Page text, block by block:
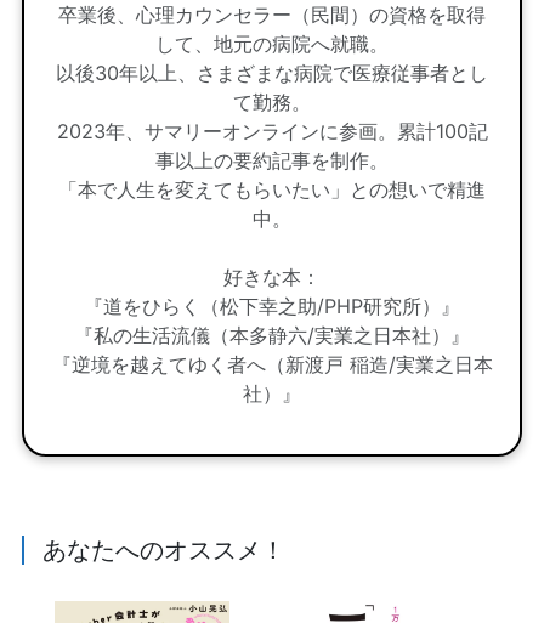
卒業後、心理カウンセラー（民間）の資格を取得
して、地元の病院へ就職。
以後30年以上、さまざまな病院で医療従事者とし
て勤務。
2023年、サマリーオンラインに参画。累計100記
事以上の要約記事を制作。
「本で人生を変えてもらいたい」との想いで精進
中。
好きな本：
『道をひらく（松下幸之助/PHP研究所）』
『私の生活流儀（本多静六/実業之日本社）』
『逆境を越えてゆく者へ（新渡戸 稲造/実業之日本
社）』
あなたへのオススメ！